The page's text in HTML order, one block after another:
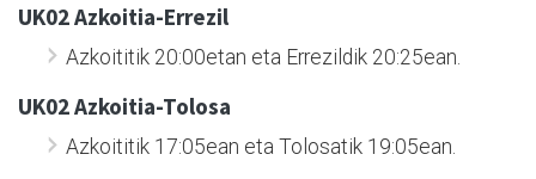
UK02 Azkoitia-Errezil
Azkoititik 20:00etan eta Errezildik 20:25ean.
UK02 Azkoitia-Tolosa
Azkoititik 17:05ean eta Tolosatik 19:05ean.